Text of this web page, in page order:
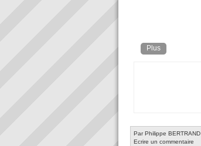
Plus
Par Philippe BERTRAND
Ecrire un commentaire